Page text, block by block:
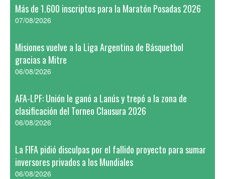
Más de 1.600 inscriptos para la Maratón Posadas 2026
07/08/2026
Misiones vuelve a la Liga Argentina de Básquetbol
gracias a Mitre
06/08/2026
AFA-LPF: Unión le ganó a Lanús y trepó a la zona de
clasificación del Torneo Clausura 2026
06/08/2026
La FIFA pidió disculpas por el fallido proyecto para sumar
inversores privados a los Mundiales
06/08/2026